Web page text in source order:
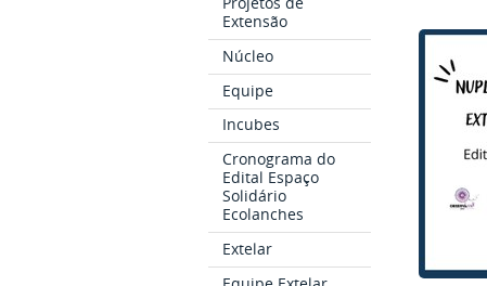
Extensão
Núcleo
Equipe
Incubes
Cronograma do
Edital Espaço
Solidário
Ecolanches
Extelar